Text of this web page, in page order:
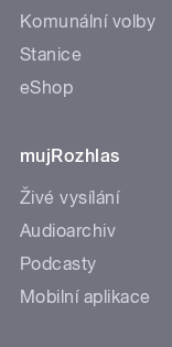
Komunální volby
Stanice
eShop
mujRozhlas
Živé vysílání
Audioarchiv
Podcasty
Mobilní aplikace